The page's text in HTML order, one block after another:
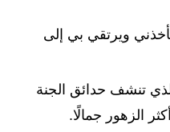
ويرتقي بي إلى
تنشف حدائق الجنة
الزهور جمالًا.